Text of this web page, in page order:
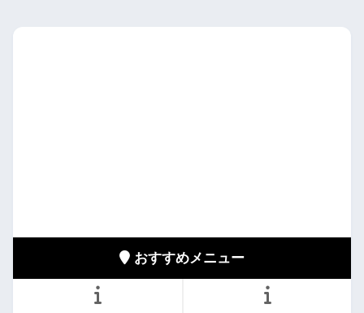
おすすめメニュー